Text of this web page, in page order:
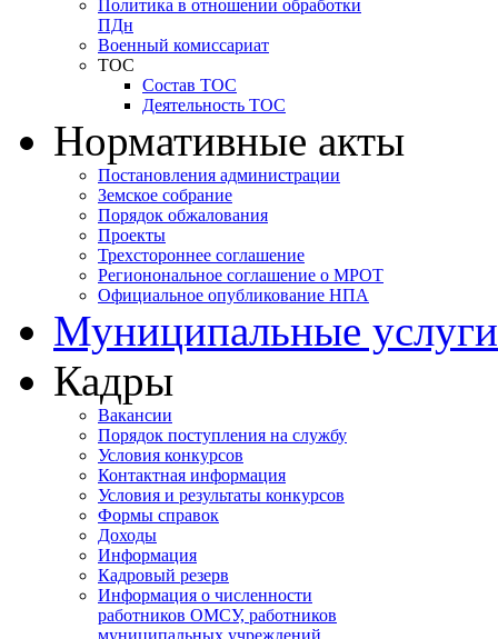
Политика в отношении обработки
ПДн
Военный комиссариат
ТОС
Состав ТОС
Деятельность ТОС
Нормативные акты
Постановления администрации
Земское собрание
Порядок обжалования
Проекты
Трехстороннее соглашение
Регионональное соглашение о МРОТ
Официальное опубликование НПА
Муниципальные услуги
Кадры
Вакансии
Порядок поступления на службу
Условия конкурсов
Контактная информация
Условия и результаты конкурсов
Формы справок
Доходы
Информация
Кадровый резерв
Информация о численности
работников ОМСУ, работников
муниципальных учреждений